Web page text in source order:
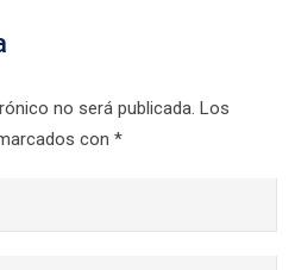
no será publicada. Los
con *